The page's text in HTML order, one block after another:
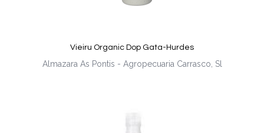
Vieiru Organic Dop Gata-Hurdes
Almazara As Pontis - Agropecuaria Carrasco, Sl